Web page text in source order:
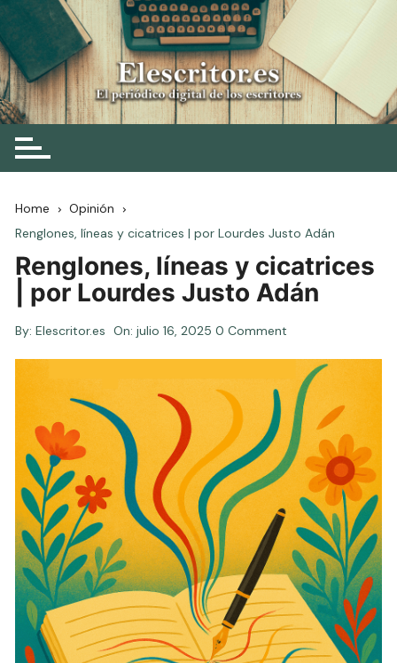
Skip
to
content
Elescritor.es
El periódico digital de los escritores
Home
Opinión
Renglones, líneas y cicatrices | por Lourdes Justo Adán
Renglones, líneas y cicatrices
| por Lourdes Justo Adán
By: Elescritor.es On:julio 16, 2025 0 Comment